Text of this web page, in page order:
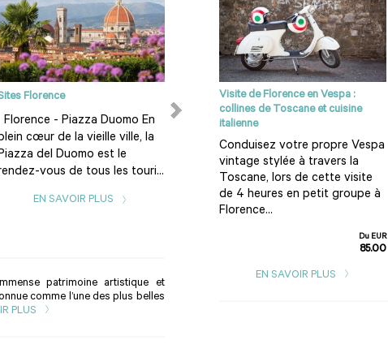
Florence
Florence - Piazza Duomo En
cœur de la vieille ville, la
del Duomo est le
vous de tous les touri...
EN SAVOIR PLUS
Le Chianti
Qu’est-ce que le Chianti ? L’un
des meilleurs vins au monde et
la plus célèbre étiquette
d’Italie. L&rs...
EN SAVOIR PLUS
patrimoine artistique et
comme l’une des plus belles
PLUS
Visite de Florence en Vespa :
collines de Toscane et cuisine
italienne
Conduisez votre propre Vespa
vintage stylée à travers la
Toscane, lors de cette visite
de 4 heures en petit groupe à
Florence...
Du EUR
85.00
EN SAVOIR PLUS